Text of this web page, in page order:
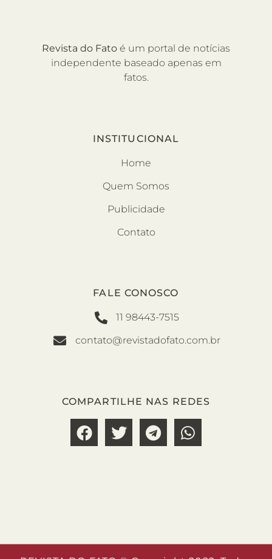
Revista do Fato é um portal de notícias
independente baseado apenas em
fatos.
INSTITUCIONAL
Home
Quem Somos
Publicidade
Contato
FALE CONOSCO
11 98443-7515
contato@revistadofato.com.br
COMPARTILHE NAS REDES